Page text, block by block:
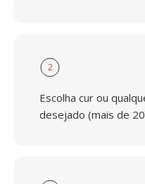
2
Escolha cur ou
desejado (mais de